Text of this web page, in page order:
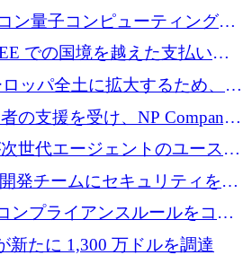
援する共同 AI 受信箱を立ち上
ン量子コンピューティングの
シリーズ A で 1 億 1,500 万ユ
での国境を越えた支払いを
500 万ユーロを確保
ッパ全土に拡大するため、25
で1億5,000万ドルのシリーズD
の支援を受け、NP Company
ング向け AI を推進するために
プレシードを確保
世代エージェントのユースケ
ために 1,000 万ドルを調達
発チームにセキュリティをも
万ユーロを調達
ンプライアンスルールをコー
800万ドルを調達
新たに 1,300 万ドルを調達